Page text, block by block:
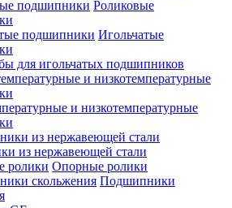
Роликовые
Игольчатые
для игольчатых подшипников
и низкотемпературные
из нержавеющей стали
Опорные ролики
Подшипники